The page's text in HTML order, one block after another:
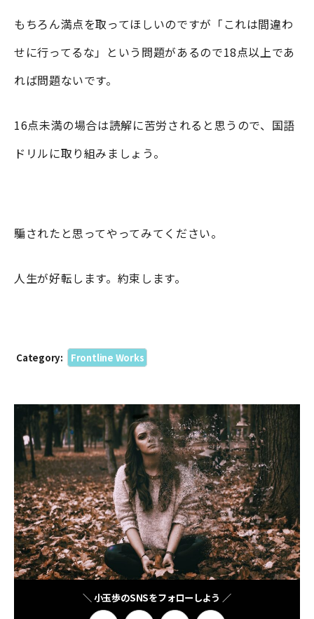
もちろん満点を取ってほしいのですが「これは間違わ
せに行ってるな」という問題があるので18点以上であ
れば問題ないです。
16点未満の場合は読解に苦労されると思うので、国語
ドリルに取り組みましょう。
騙されたと思ってやってみてください。
人生が好転します。約束します。
Category: Frontline Works
＼ 小玉歩のSNSをフォローしよう ／